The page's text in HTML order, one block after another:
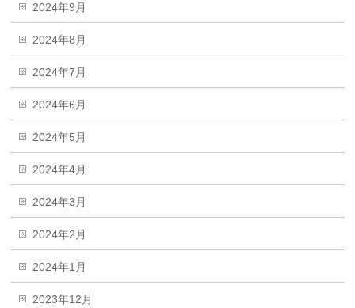
2024年9月
2024年8月
2024年7月
2024年6月
2024年5月
2024年4月
2024年3月
2024年2月
2024年1月
2023年12月